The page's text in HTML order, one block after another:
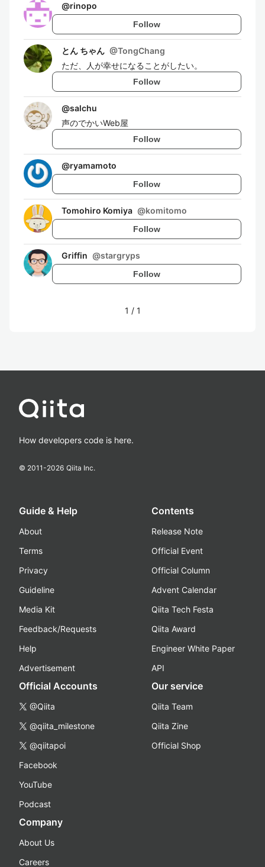
@rinopo
Follow
とん ちゃん @TongChang
ただ、人が幸せになることがしたい。
Follow
@salchu
声のでかいWeb屋
Follow
@ryamamoto
Follow
Tomohiro Komiya @komitomo
Follow
Griffin @stargryps
Follow
1 / 1
How developers code is here.
© 2011-2026 Qiita Inc.
Guide & Help
About
Terms
Privacy
Guideline
Media Kit
Feedback/Requests
Help
Advertisement
Contents
Release Note
Official Event
Official Column
Advent Calendar
Qiita Tech Festa
Qiita Award
Engineer White Paper
API
Official Accounts
@Qiita
@qiita_milestone
@qiitapoi
Facebook
YouTube
Podcast
Our service
Qiita Team
Qiita Zine
Official Shop
Company
About Us
Careers